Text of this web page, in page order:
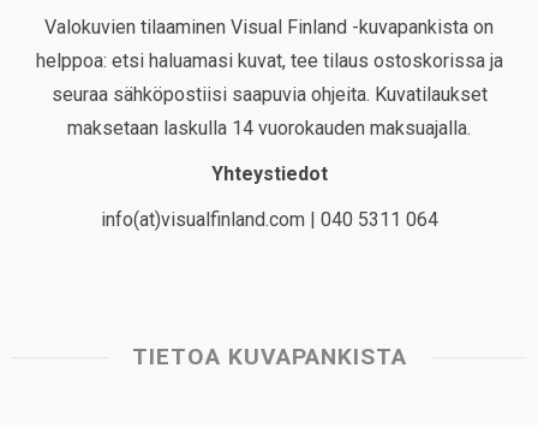
Valokuvien tilaaminen Visual Finland -kuvapankista on
helppoa: etsi haluamasi kuvat, tee tilaus ostoskorissa ja
seuraa sähköpostiisi saapuvia ohjeita. Kuvatilaukset
maksetaan laskulla 14 vuorokauden maksuajalla.
Yhteystiedot
info(at)visualfinland.com | 040 5311 064
TIETOA KUVAPANKISTA